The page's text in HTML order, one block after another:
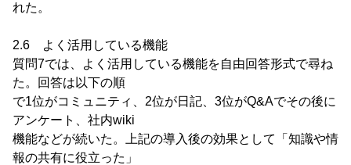
れた。
2.6 よく活用している機能
質問7では、よく活用している機能を自由回答形式で尋ね
た。回答は以下の順
で1位がコミュニティ、2位が日記、3位がQ&Aでその後に
アンケート、社内wiki
機能などが続いた。上記の導入後の効果として「知識や情
報の共有に役立った」